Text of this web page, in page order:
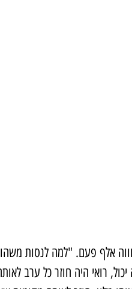
אלף פעם. "למה לנסות
רואי היה חוזר כל ערב